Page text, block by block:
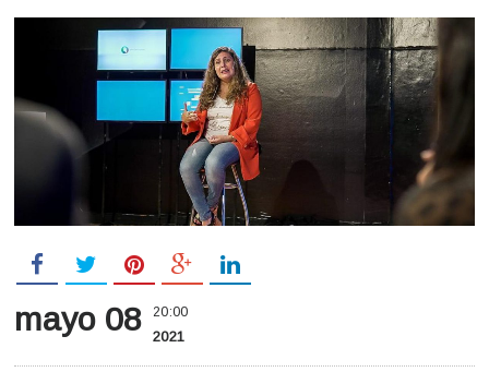
mayo 08 20:00
2021